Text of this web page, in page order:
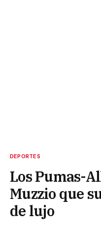
DEPORTES
Los Pumas-
Muzzio que
de lujo